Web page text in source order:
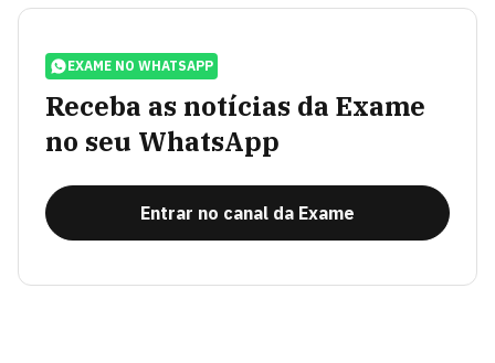
EXAME NO WHATSAPP
Receba as notícias da Exame
no seu WhatsApp
Entrar no canal da Exame